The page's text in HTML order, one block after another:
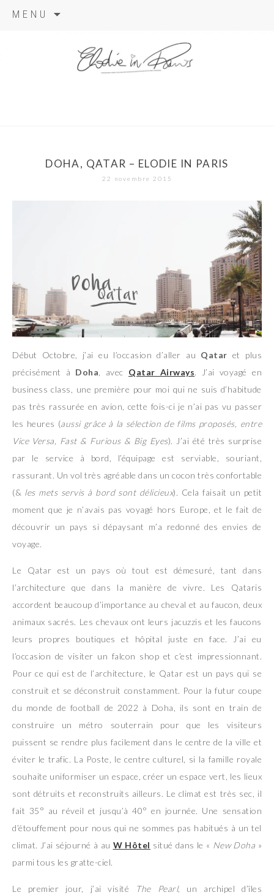
MENU
DOHA, QATAR – ELODIE IN PARIS
22 novembre 2015
Début Octobre, j’ai eu l’occasion d’aller au Qatar et plus
précisément à Doha , avec Qatar Airways. J’ai voyagé en
business class, une première pour moi qui ne suis d’habitude
pas très rassurée en avion, cette fois-ci je n’ai pas vu passer
les heures (aussi grâce à la sélection de films proposés, entre
Vice Versa, Fast & Furious & Big Eyes). J’ai été très surprise
par le service à bord, l’équipage est serviable, souriant,
rassurant. Un vol très agréable dans un cocon très confortable
(& les mets servis à bord sont délicieux). Cela faisait un petit
moment que je n’avais pas voyagé hors Europe, et le fait de
découvrir un pays si dépaysant m’a redonné des envies de
voyage.
Le Qatar est un pays où tout est démesuré, tant dans
l’architecture que dans la manière de vivre. Les Qataris
accordent beaucoup d’importance au cheval et au faucon, deux
animaux sacrés. Les chevaux ont leurs jacuzzis et les faucons
leurs propres boutiques et hôpital juste en face. J’ai eu
l’occasion de visiter un falcon shop et c’est impressionnant.
Pour ce qui est de l’architecture, le Qatar est un pays qui se
construit et se déconstruit constamment. Pour la futur coupe
du monde de football de 2022 à Doha , ils sont en train de
construire un métro souterrain pour que les visiteurs
puissent se rendre plus facilement dans le centre de la ville et
éviter le trafic. La Poste, le centre culturel, si la famille royale
souhaite uniformiser un espace, créer un espace vert, les lieux
sont détruits et reconstruits ailleurs. Le climat est très sec, il
fait 35° au réveil et jusqu’à 40° en journée. Une sensation
d’étouffement pour nous qui ne sommes pas habitués à un tel
climat. J’ai séjourné à au W Hôtel situé dans le « New Doha »
parmi tous les gratte-ciel.
Le premier jour, j’ai visité The Pearl, un archipel d’îles